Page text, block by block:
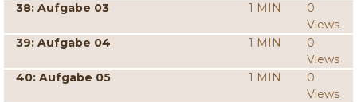
38: Aufgabe 03
1 MIN
0
Views
39: Aufgabe 04
1 MIN
0
Views
40: Aufgabe 05
1 MIN
0
Views